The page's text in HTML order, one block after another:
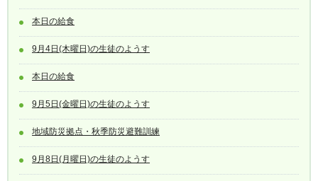
本日の給食
9月4日(木曜日)の生徒のようす
本日の給食
9月5日(金曜日)の生徒のようす
地域防災拠点・秋季防災避難訓練
9月8日(月曜日)の生徒のようす